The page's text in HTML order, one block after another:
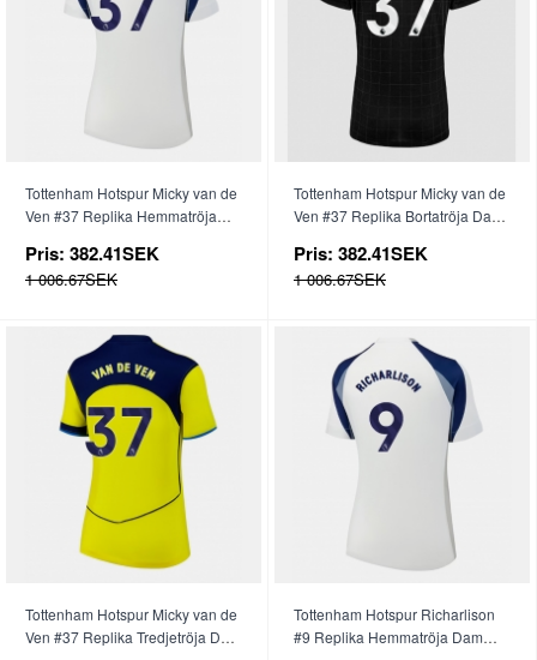
Tottenham Hotspur Micky van de
Ven #37 Replika Hemmatröja
Pris: 382.41SEK
1 006.67SEK
Tottenham Hotspur Micky van de
Ven #37 Replika Bortatröja Dam
Pris: 382.41SEK
1 006.67SEK
Tottenham Hotspur Micky van de
Ven #37 Replika Tredjetröja Dam
Tottenham Hotspur Richarlison
#9 Replika Hemmatröja Dam